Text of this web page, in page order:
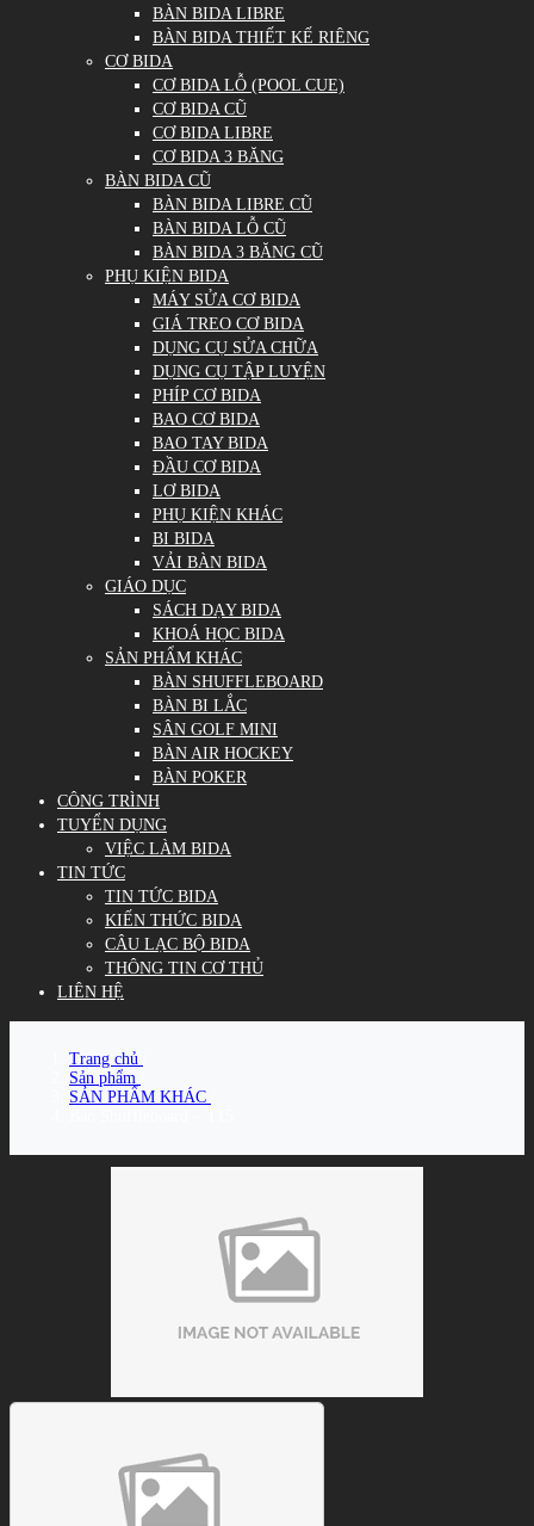
BÀN BIDA LIBRE
BÀN BIDA THIẾT KẾ RIÊNG
CƠ BIDA
CƠ BIDA LỖ (POOL CUE)
CƠ BIDA CŨ
CƠ BIDA LIBRE
CƠ BIDA 3 BĂNG
BÀN BIDA CŨ
BÀN BIDA LIBRE CŨ
BÀN BIDA LỖ CŨ
BÀN BIDA 3 BĂNG CŨ
PHỤ KIỆN BIDA
MÁY SỬA CƠ BIDA
GIÁ TREO CƠ BIDA
DỤNG CỤ SỬA CHỮA
DỤNG CỤ TẬP LUYỆN
PHÍP CƠ BIDA
BAO CƠ BIDA
BAO TAY BIDA
ĐẦU CƠ BIDA
LƠ BIDA
PHỤ KIỆN KHÁC
BI BIDA
VẢI BÀN BIDA
GIÁO DỤC
SÁCH DẠY BIDA
KHOÁ HỌC BIDA
SẢN PHẨM KHÁC
BÀN SHUFFLEBOARD
BÀN BI LẮC
SÂN GOLF MINI
BÀN AIR HOCKEY
BÀN POKER
CÔNG TRÌNH
TUYỂN DỤNG
VIỆC LÀM BIDA
TIN TỨC
TIN TỨC BIDA
KIẾN THỨC BIDA
CÂU LẠC BỘ BIDA
THÔNG TIN CƠ THỦ
LIÊN HỆ
Trang chủ
Sản phẩm
SẢN PHẨM KHÁC